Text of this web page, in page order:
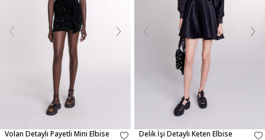
Volan Detaylı Payetli Mini Elbise Delik İşi Detaylı Keten Elbise